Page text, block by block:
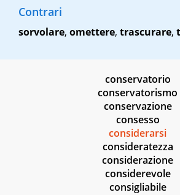
Contrari
sorvolare, omettere, trascurare,
conservatorio
conservatorismo
conservazione
consesso
considerarsi
consideratezza
considerazione
considerevole
consigliabile